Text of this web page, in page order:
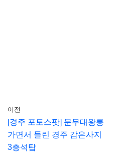
이전
[경주 포토스팟] 문무대왕릉
가면서 들린 경주 감은사지
3층석탑